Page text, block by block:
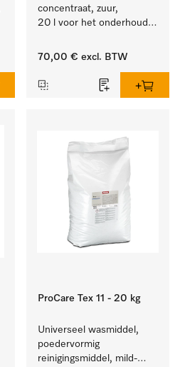
concentraat, zuur,
20 l voor het onderhoud
textiel lang zacht blijft.
70,00 € excl. BTW
ProCare Tex 11 - 20 kg
Universeel wasmiddel,
poedervormig
reinigingsmiddel, mild-